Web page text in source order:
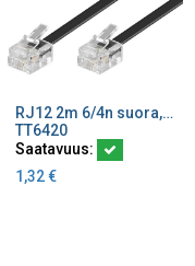
Lisää ostoskoriinRJ12 2m 6/4n suora, harmaa
TT6420
Saatavuus:
1,32€